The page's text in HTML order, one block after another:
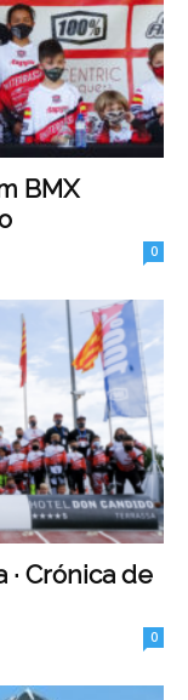
BMX
0
· Crónica de
0